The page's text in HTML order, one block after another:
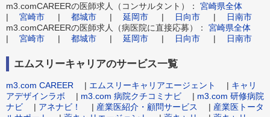
m3.comCAREERの医師求人（コンサルタント）： 宮崎県全体
| 宮崎市 | 都城市 | 延岡市 | 日向市 |
日南市
m3.comCAREERの医師求人（病医院に直接応募）： 宮崎県全体
| 宮崎市 | 都城市 | 延岡市 | 日向市 | 日南市
エムスリーキャリアのサービス一覧
m3.com CAREER | エムスリーキャリアエージェント | キャリ
アデザインラボ | m3.com 病院クチコミナビ | m3.com 研修病院
ナビ | アネナビ！ | 産業医紹介・顧問サービス | 産業医トータ